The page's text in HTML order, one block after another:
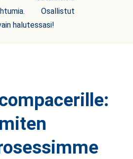
Osallistut
halutessasi!
miten